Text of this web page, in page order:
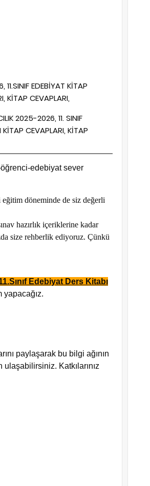
EDEBİYAT KİTAP
KİTAP CEVAPLARI,
2025-2026, 11. SINIF
KİTAP CEVAPLARI, KİTAP
edebiyat sever
döneminde de siz değerli
hazırlık içeriklerine kadar
size rehberlik ediyoruz. Çünkü
Edebiyat Ders Kitabı
yapacağız.
paylaşarak bu bilgi ağının
Katkılarınız